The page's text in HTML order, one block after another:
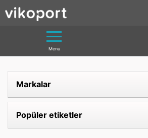
Menu
Markalar
Popüler etiketler